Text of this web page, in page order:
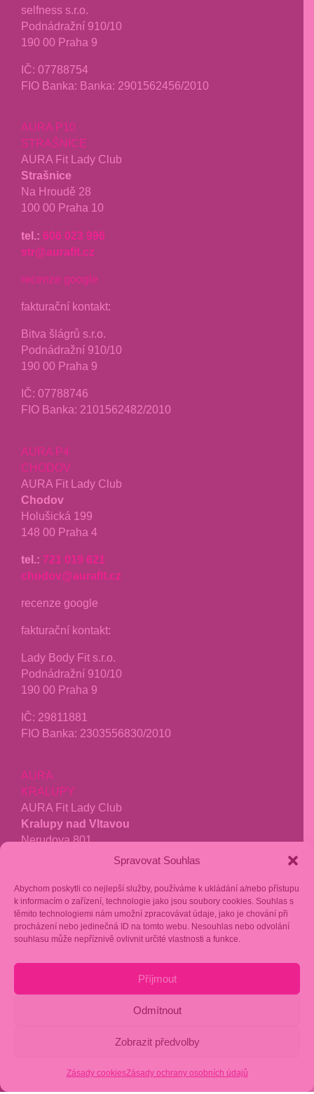
Spravovat Souhlas
Abychom poskytli co nejlepší služby, používáme k ukládání a/nebo přístupu
k informacím o zařízení, technologie jako jsou soubory cookies. Souhlas s
těmito technologiemi nám umožní zpracovávat údaje, jako je chování při
procházení nebo jedinečná ID na tomto webu. Nesouhlas nebo odvolání
souhlasu může nepříznivě ovlivnit určité vlastnosti a funkce.
Příjmout
Odmítnout
Zobrazit předvolby
Zásady cookiesZásady ochrany osobních údajů
selfness s.r.o.
Podnádražní 910/10
190 00 Praha 9
IČ: 07788754
FIO Banka: Banka: 2901562456/2010
AURA P10
STRAŠNICE
AURA Fit Lady Club
Strašnice
Na Hroudě 28
100 00 Praha 10
tel.: 606 023 996
str@aurafit.cz
recenze google
fakturační kontakt:
Bitva šlágrů s.r.o.
Podnádražní 910/10
190 00 Praha 9
IČ: 07788746
FIO Banka: 2101562482/2010
AURA P4
CHODOV
AURA Fit Lady Club
Chodov
Holušická 199
148 00 Praha 4
tel.: 721 019 621
chodov@aurafit.cz
recenze google
fakturační kontakt:
Lady Body Fit s.r.o.
Podnádražní 910/10
190 00 Praha 9
IČ: 29811881
FIO Banka: 2303556830/2010
AURA
KRALUPY
AURA Fit Lady Club
Kralupy nad Vltavou
Nerudova 801
tel.:
771 277 040
kralupy@aurafit.cz
recenze google
Podnádražní 910/10